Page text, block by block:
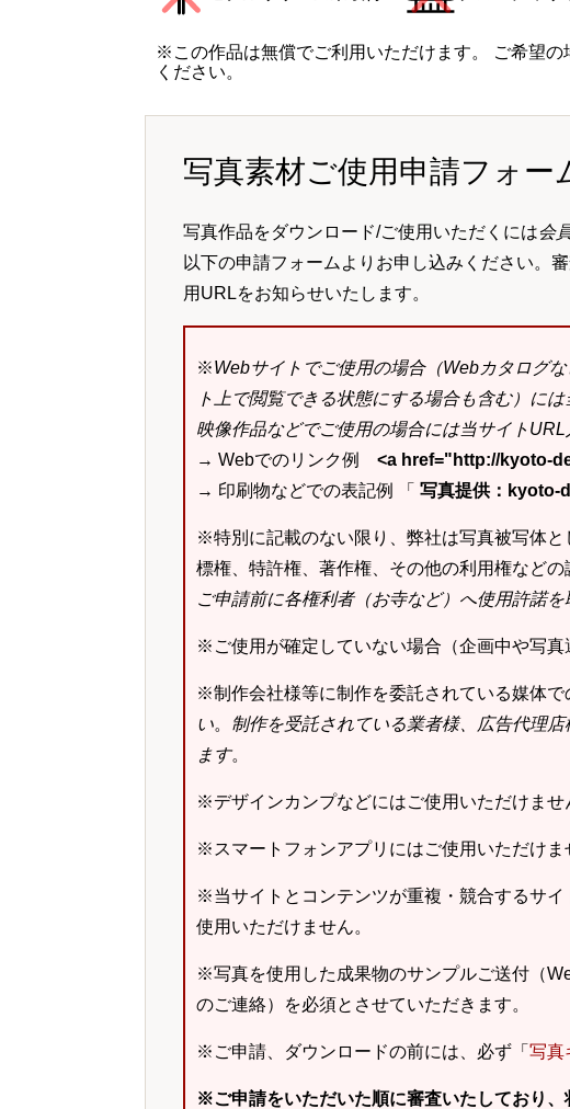
※この作品は無償でご利用いただけます。 ご希望
ください。
写真素材ご使用申請フォー
写真作品をダウンロード/ご使用いただくには会
以下の申請フォームよりお申し込みください。
用URLをお知らせいたします。
※Webサイトでご使用の場合（Webカタログ
ト上で閲覧できる状態にする場合も含む）に
映像作品などでご使用の場合には当サイトURL
→ Webでのリンク例 <a href="http://kyoto-
→ 印刷物などでの表記例 「 写真提供：kyoto-
※特別に記載のない限り、弊社は写真被写体
標権、特許権、著作権、その他の利用権などの
ご申請前に各権利者（お寺など）へ使用許諾
※ご使用が確定していない場合（企画中や写真
※制作会社様等に制作を委託されている媒体で
い。 制作を受託されている業者様、広告代理
ます。
※デザインカンプなどにはご使用いただけませ
※スマートフォンアプリにはご使用いただけま
※当サイトとコンテンツが重複・競合するサ
使用いただけません。
※写真を使用した成果物のサンプルご送付（
のご連絡）を必須とさせていただきます。
※ご申請、ダウンロードの前には、必ず「 写真
※ご申請をいただいた順に審査いたしており